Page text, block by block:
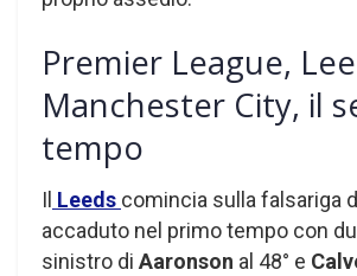
Premier League,
Manchester City, il
tempo
Il Leeds comincia sulla falsariga
accaduto nel primo tempo con
sinistro di Aaronson al 48° e